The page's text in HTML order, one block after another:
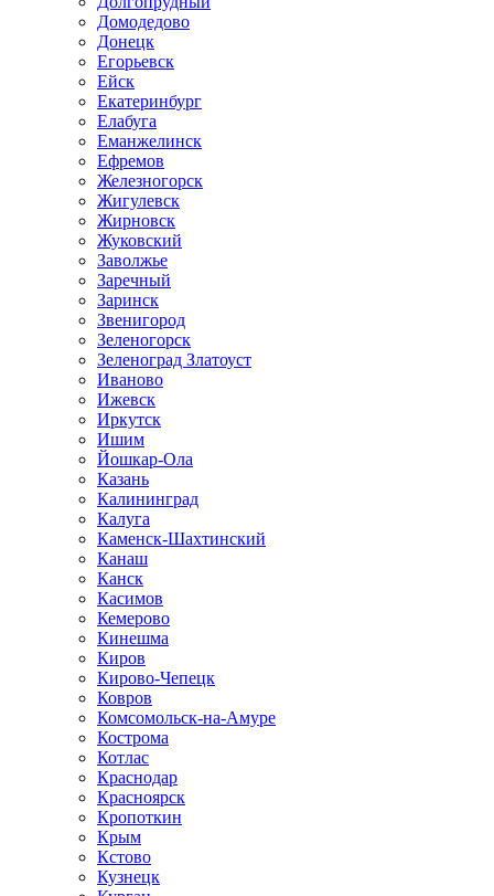
Домодедово
Донецк
Егорьевск
Ейск
Екатеринбург
Елабуга
Еманжелинск
Ефремов
Железногорск
Жигулевск
Жирновск
Жуковский
Заволжье
Заречный
Заринск
Звенигород
Зеленогорск
Зеленоград Златоуст
Иваново
Ижевск
Иркутск
Ишим
Йошкар-Ола
Казань
Калининград
Калуга
Каменск-Шахтинский
Канаш
Канск
Касимов
Кемерово
Кинешма
Киров
Кирово-Чепецк
Ковров
Комсомольск-на-Амуре
Кострома
Котлас
Краснодар
Красноярск
Кропоткин
Крым
Кстово
Кузнецк